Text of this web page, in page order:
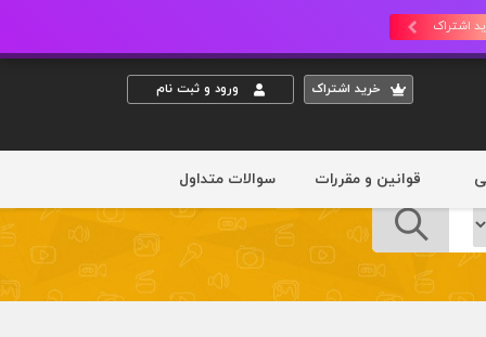
اشتراک
خريد اشتراک ورود و ثبت نام
قوانین و مقررات سوالات متداول